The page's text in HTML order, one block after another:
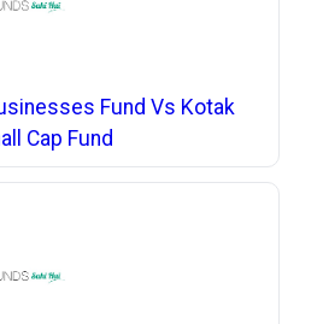
Fund Vs Kotak
Cap Fund